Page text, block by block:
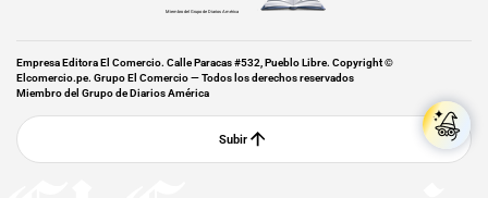
Miembro del Grupo de Diarios América
Empresa Editora El Comercio. Calle Paracas #532, Pueblo Libre. Copyright ©
Elcomercio.pe. Grupo El Comercio — Todos los derechos reservados
Miembro del Grupo de Diarios América
Subir